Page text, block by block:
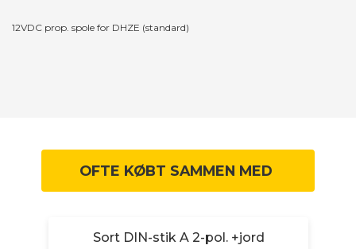
12VDC prop. spole for DHZE (standard)
OFTE KØBT SAMMEN MED
Sort DIN-stik A 2-pol. +jord